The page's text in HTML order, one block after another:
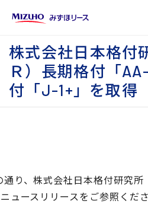
株式会社日本格付
Ｒ）長期格付「
付「J-1+」を取得
、株式会社日本格付研究
ースリリースをご参照くださ